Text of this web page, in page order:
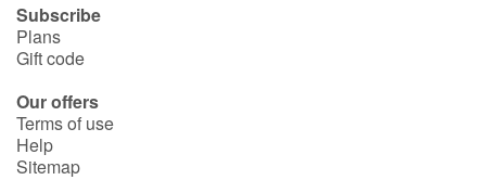
Subscribe
Plans
Gift code
Our offers
Terms of use
Help
Sitemap